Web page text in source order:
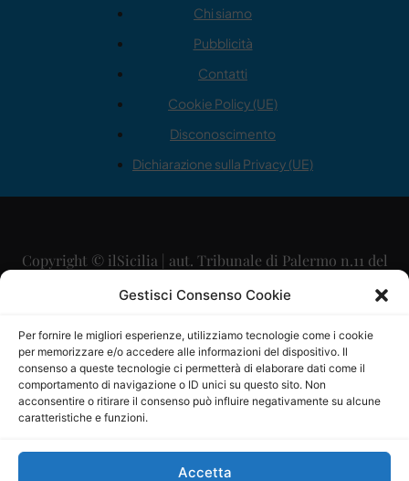
Gestisci Consenso Cookie
Per fornire le migliori esperienze, utilizziamo tecnologie come i cookie
per memorizzare e/o accedere alle informazioni del dispositivo. Il
consenso a queste tecnologie ci permetterà di elaborare dati come il
comportamento di navigazione o ID unici su questo sito. Non
acconsentire o ritirare il consenso può influire negativamente su alcune
caratteristiche e funzioni.
Accetta
Chi siamo
Pubblicità
Contatti
Cookie Policy (UE)
Disconoscimento
Dichiarazione sulla Privacy (UE)
Copyright © ilSicilia | aut. Tribunale di Palermo n.11 del
29/09/2015
Direttore Editoriale: Maurizio Scaglione
Direttore Responsabile: Maria Calabrese
P.IVA: 06334930820